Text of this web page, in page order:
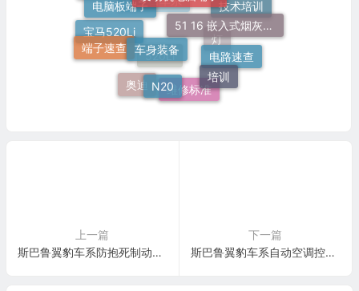
欧美日车系
灯
520Li
宝马520Li
技术培训
电路速查
维修标准
奥迪
端子速查
51 16 嵌入式烟灰缸托架
培训
N20
车身装备
上一篇
斯巴鲁翼豹车系防抱死制动系统 ABS(5.3L)电脑板31针端子
下一篇
斯巴鲁翼豹车系自动空调控制系统电脑板 16+20针端子